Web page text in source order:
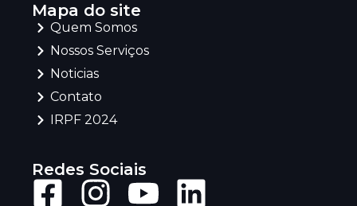
Mapa do site
Quem Somos
Nossos Serviços
Noticias
Contato
IRPF 2024
Redes Sociais